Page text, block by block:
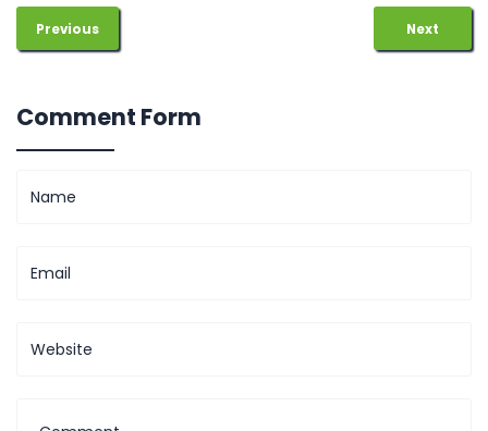
Previous Next
Comment Form